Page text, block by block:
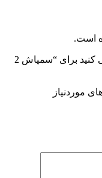
است.
اولین نفری باشید که دیدگاهی را ارسال می کنید برای “سمپاش 2
موردنیاز